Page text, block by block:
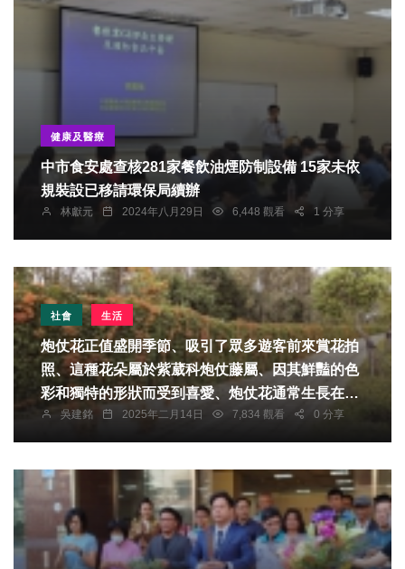
健康及醫療
中市食安處查核281家餐飲油煙防制設備 15家未依
規裝設已移請環保局續辦
林獻元 2024年八月29日 6,448 觀看 1 分享
社會 生活
炮仗花正值盛開季節、吸引了眾多遊客前來賞花拍
照、這種花朵屬於紫葳科炮仗藤屬、因其鮮豔的色
彩和獨特的形狀而受到喜愛、炮仗花通常生長在庭
園建築物的四周、或是攀附在涼棚上形成一道美麗
的風景。
吳建銘 2025年二月14日 7,834 觀看 0 分享